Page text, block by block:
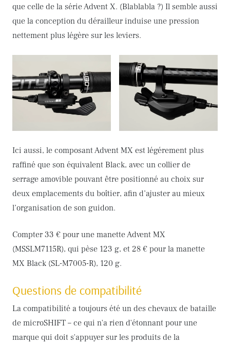
que celle de la série Advent X. (Blablabla ?) Il semble aussi
que la conception du dérailleur induise une pression
nettement plus légère sur les leviers.
Ici aussi, le composant Advent MX est légérement plus
raffiné que son équivalent Black, avec un collier de
serrage amovible pouvant être positionné au choix sur
deux emplacements du boîtier, afin d’ajuster au mieux
l’organisation de son guidon.
Compter 33 € pour une manette Advent MX
(MSSLM7115R), qui pèse 123 g, et 28 € pour la manette
MX Black (SL-M7005-R), 120 g.
Questions de compatibilité
La compatibilité a toujours été un des chevaux de bataille
de microSHIFT – ce qui n'a rien d'étonnant pour une
marque qui doit s'appuyer sur les produits de la